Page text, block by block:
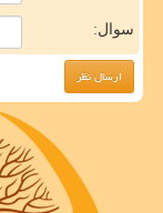
سوال: